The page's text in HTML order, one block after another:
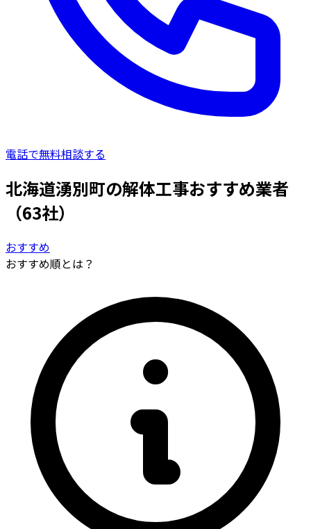
電話で無料相談する
北海道湧別町の解体工事おすすめ業者
（63社）
おすすめ
おすすめ順とは？